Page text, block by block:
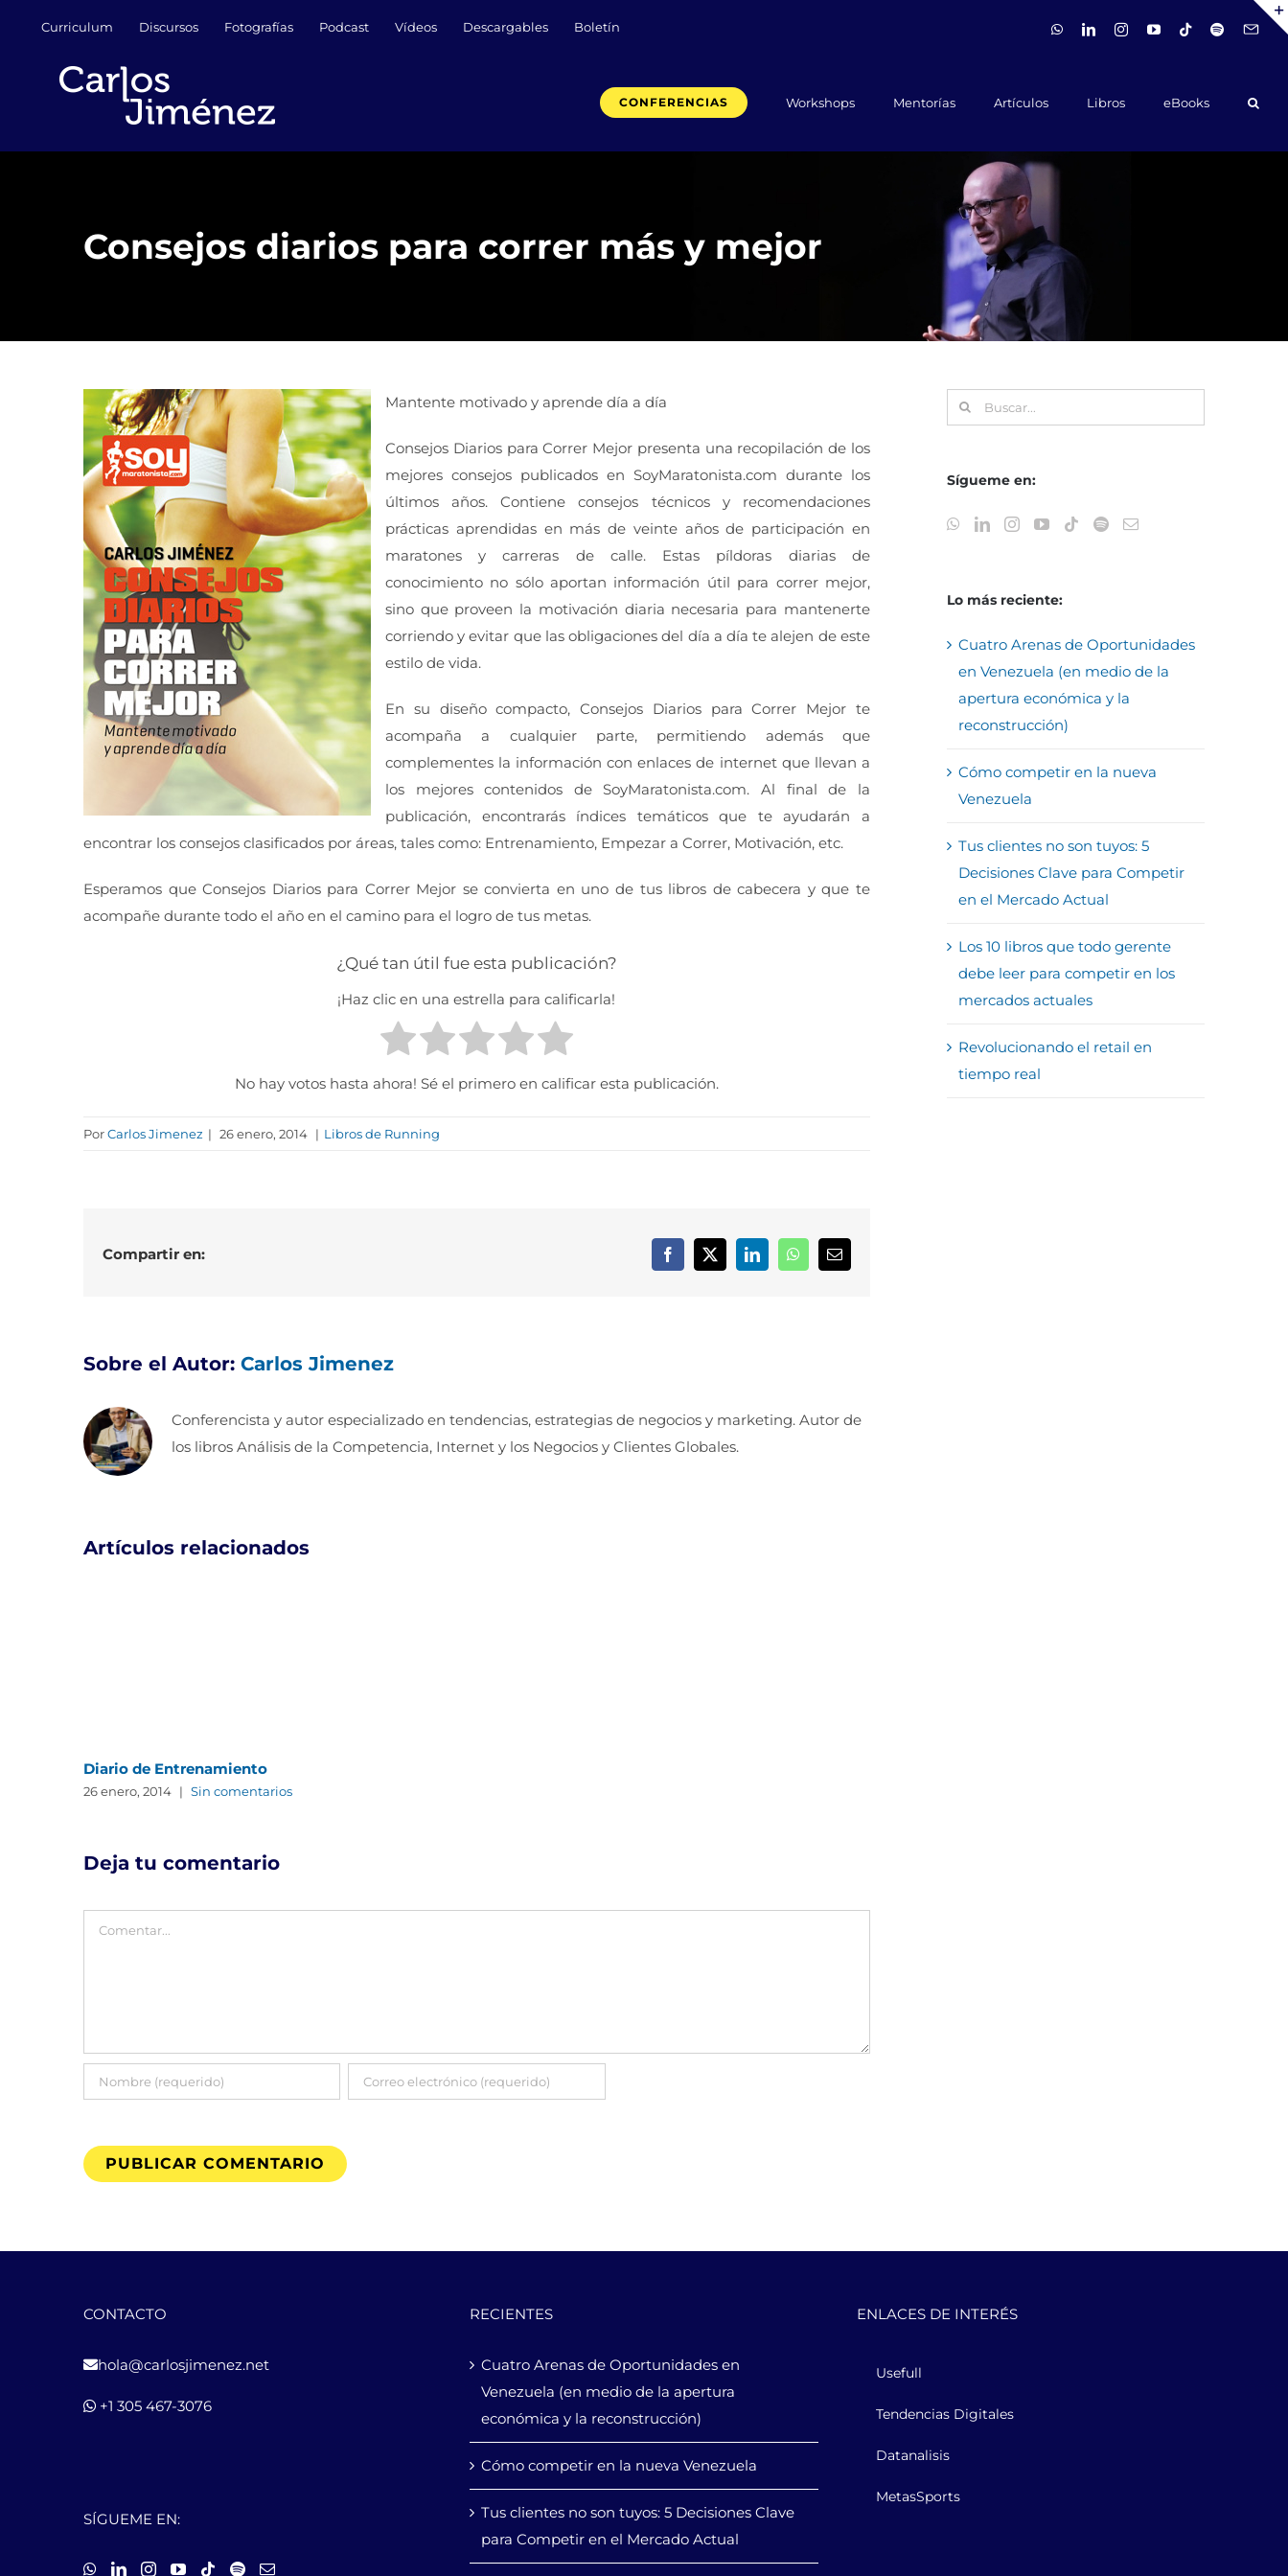
contenido
Curriculum Discursos Fotografías Podcast Vídeos Descargables Boletín WhatsApp
LinkedInInstagramYouTubeTiktokSpotify
CONFERENCIAS Workshops Mentorías Artículos Libros eBooks
Consejos diarios para correr más y mejor
Mantente motivado y aprende día a día
Consejos Diarios para Correr Mejor presenta una recopilación de los
mejores consejos publicados en SoyMaratonista.com durante los
últimos años. Contiene consejos técnicos y recomendaciones
prácticas aprendidas en más de veinte años de participación en
maratones y carreras de calle. Estas píldoras diarias de
conocimiento no sólo aportan información útil para correr mejor,
sino que proveen la motivación diaria necesaria para mantenerte
corriendo y evitar que las obligaciones del día a día te alejen de este
estilo de vida.
En su diseño compacto, Consejos Diarios para Correr Mejor te
acompaña a cualquier parte, permitiendo además que
complementes la información con enlaces de internet que llevan a
los mejores contenidos de SoyMaratonista.com. Al final de la
publicación, encontrarás índices temáticos que te ayudarán a
encontrar los consejos clasificados por áreas, tales como: Entrenamiento, Empezar a Correr, Motivación, etc.
Esperamos que Consejos Diarios para Correr Mejor se convierta en uno de tus libros de cabecera y que te
acompañe durante todo el año en el camino para el logro de tus metas.
¿Qué tan útil fue esta publicación?
¡Haz clic en una estrella para calificarla!
No hay votos hasta ahora! Sé el primero en calificar esta publicación.
PorCarlos Jimenez | 26 enero, 2014 | Libros de Running
Compartir en: Facebook
X LinkedInWhatsAppCorreo
electrónico
Sobre el Autor: Carlos Jimenez
Conferencista y autor especializado en tendencias, estrategias de negocios y marketing. Autor de
los libros Análisis de la Competencia, Internet y los Negocios y Clientes Globales.
Artículos relacionados
Diario de Entrenamiento
26 enero, 2014 | Sin comentarios
Deja tu comentario
Comentar
Buscar:
Sígueme en:
Lo más reciente:
Cuatro Arenas de Oportunidades
en Venezuela (en medio de la
apertura económica y la
reconstrucción)
Cómo competir en la nueva
Venezuela
Tus clientes no son tuyos: 5
Decisiones Clave para Competir
en el Mercado Actual
Los 10 libros que todo gerente
debe leer para competir en los
mercados actuales
Revolucionando el retail en
tiempo real
CONTACTO
hola@carlosjimenez.net
+1 305 467-3076
SÍGUEME EN:
RECIENTES
Cuatro Arenas de Oportunidades en
Venezuela (en medio de la apertura
económica y la reconstrucción)
Cómo competir en la nueva Venezuela
Tus clientes no son tuyos: 5 Decisiones Clave
para Competir en el Mercado Actual
ENLACES DE INTERÉS
Usefull
Tendencias Digitales
Datanalisis
MetasSports